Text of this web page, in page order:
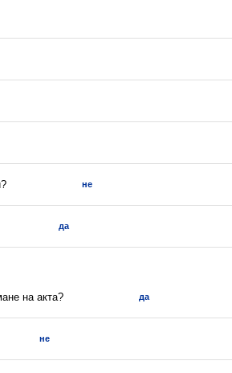
не
да
на акта? да
не